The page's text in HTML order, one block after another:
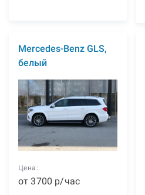
Mercedes-Benz GLS,
белый
Цена:
от3700 р/час